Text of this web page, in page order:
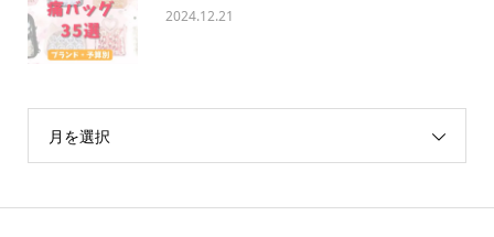
2024.12.21
月を選択